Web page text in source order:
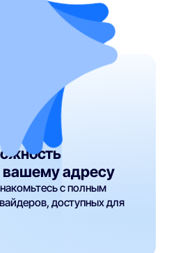
домашний
вашему адресу
с полным
доступных для